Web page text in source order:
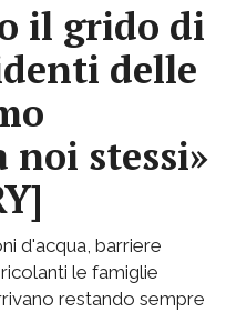
il grido di
delle
noi stessi»
d'acqua, barriere
le famiglie
restando sempre